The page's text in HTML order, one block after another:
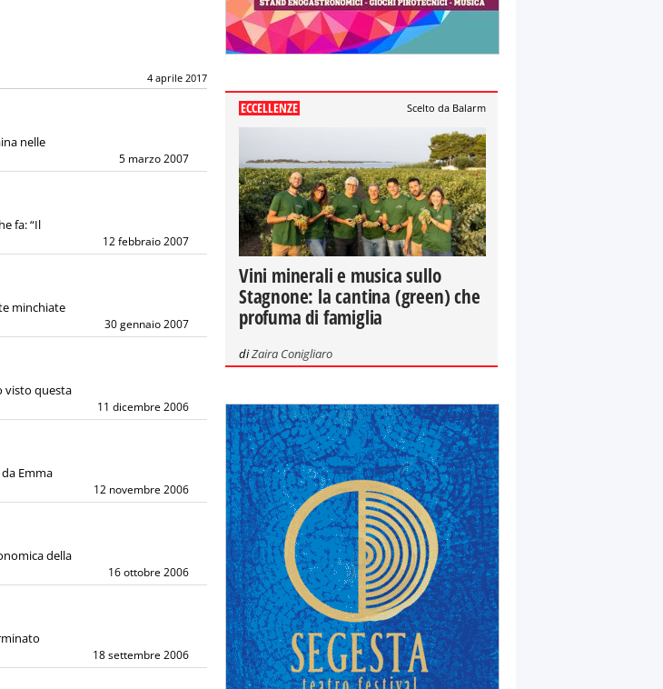
4 aprile 2017
nelle
5 marzo 2007
fa: “Il
12 febbraio 2007
minchiate
30 gennaio 2007
visto questa
11 dicembre 2006
Emma
12 novembre 2006
della
16 ottobre 2006
18 settembre 2006
ECCELLENZE Scelto da Balarm
Vini minerali e musica sullo
Stagnone: la cantina (green) che
profuma di famiglia
diZaira Conigliaro